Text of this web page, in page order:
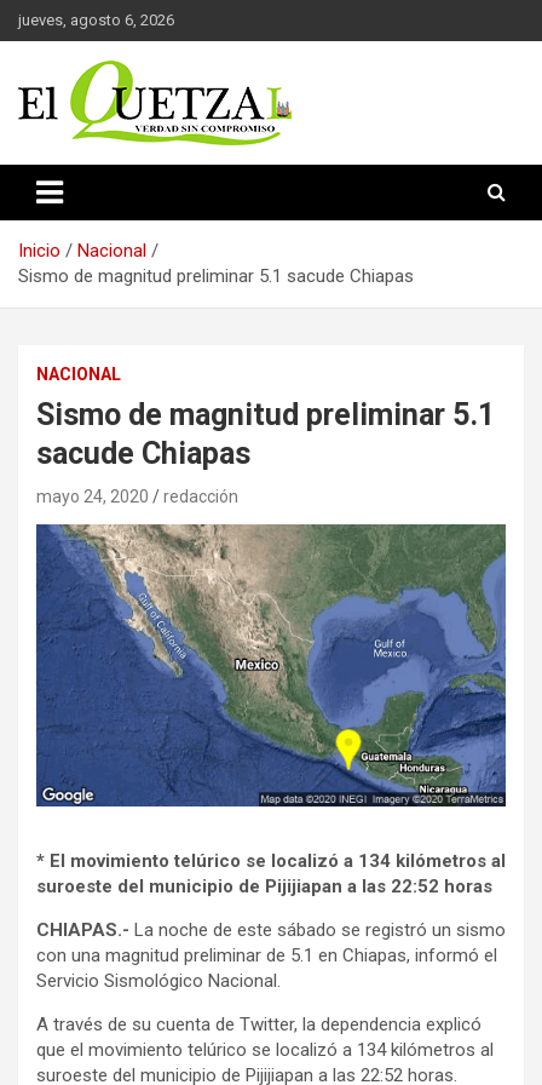
Saltar
al
jueves, agosto 6, 2026
El Quetzal de Cholula
Inicio
Nacional
Sismo de magnitud preliminar 5.1 sacude Chiapas
NACIONAL
Sismo de magnitud preliminar 5.1
sacude Chiapas
mayo 24, 2020 redacción
* El movimiento telúrico se localizó a 134 kilómetros al
suroeste del municipio de Pijijiapan a las 22:52 horas
CHIAPAS.- La noche de este sábado se registró un sismo
con una magnitud preliminar de 5.1 en Chiapas, informó el
Servicio Sismológico Nacional.
A través de su cuenta de Twitter, la dependencia explicó
que el movimiento telúrico se localizó a 134 kilómetros al
suroeste del municipio de Pijijiapan a las 22:52 horas.